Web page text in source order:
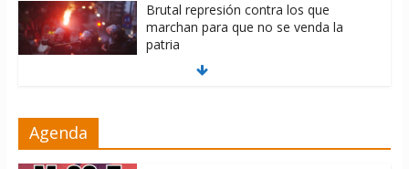
Brutal represión contra los que
marchan para que no se venda la
patria
06/08/2026
06/08/2026
Agenda